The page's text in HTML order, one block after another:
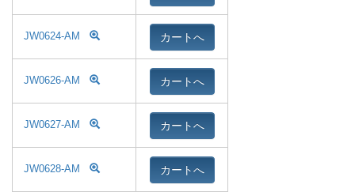
JW0624-AM カートへ
JW0626-AM カートへ
JW0627-AM カートへ
JW0628-AM カートへ